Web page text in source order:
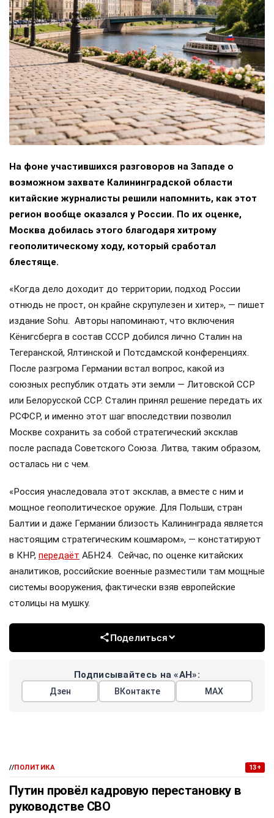
На фоне участившихся разговоров на Западе о
возможном захвате Калининградской области
китайские журналисты решили напомнить, как этот
регион вообще оказался у России. По их оценке,
Москва добилась этого благодаря хитрому
геополитическому ходу, который сработал
блестяще.
«Когда дело доходит до территории, подход России
отнюдь не прост, он крайне скрупулезен и хитер», — пишет
издание Sohu. Авторы напоминают, что включения
Кёнигсберга в состав СССР добился лично Сталин на
Тегеранской, Ялтинской и Потсдамской конференциях.
После разгрома Германии встал вопрос, какой из
союзных республик отдать эти земли — Литовской ССР
или Белорусской ССР. Сталин принял решение передать их
РСФСР, и именно этот шаг впоследствии позволил
Москве сохранить за собой стратегический эксклав
после распада Советского Союза. Литва, таким образом,
осталась ни с чем.
«Россия унаследовала этот эксклав, а вместе с ним и
мощное геополитическое оружие. Для Польши, стран
Балтии и даже Германии близость Калининграда является
настоящим стратегическим кошмаром», — констатируют
в КНР, передаёт АБН24. Сейчас, по оценке китайских
аналитиков, российские военные разместили там мощные
системы вооружения, фактически взяв европейские
столицы на мушку.
Поделиться
Подписывайтесь на «АН»:
Дзен ВКонтакте МАХ
//ПОЛИТИКА 13+
Путин провёл кадровую перестановку в
руководстве СВО